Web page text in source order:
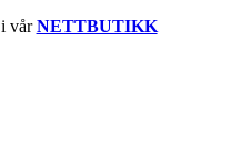
vårNETTBUTIKK